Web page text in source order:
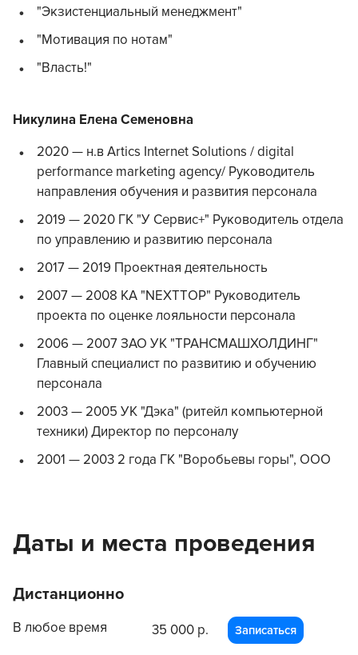
"Экзистенциальный менеджмент"
"Мотивация по нотам"
"Власть!"
Никулина Елена Семеновна
2020 — н.в Аrtics Internet Solutions / digital
performance marketing agency/ Руководитель
направления обучения и развития персонала
2019 — 2020 ГК "У Сервис+" Руководитель отдела
по управлению и развитию персонала
2017 — 2019 Проектная деятельность
2007 — 2008 КА "NEXTTOP" Руководитель
проекта по оценке лояльности персонала
2006 — 2007 ЗАО УК "ТРАНСМАШХОЛДИНГ"
Главный специалист по развитию и обучению
персонала
2003 — 2005 УК "Дэка" (ритейл компьютерной
техники) Директор по персоналу
2001 — 2003 2 года ГК "Воробьевы горы", ООО
Даты и места проведения
Дистанционно
В любое время 35 000 р. Записаться